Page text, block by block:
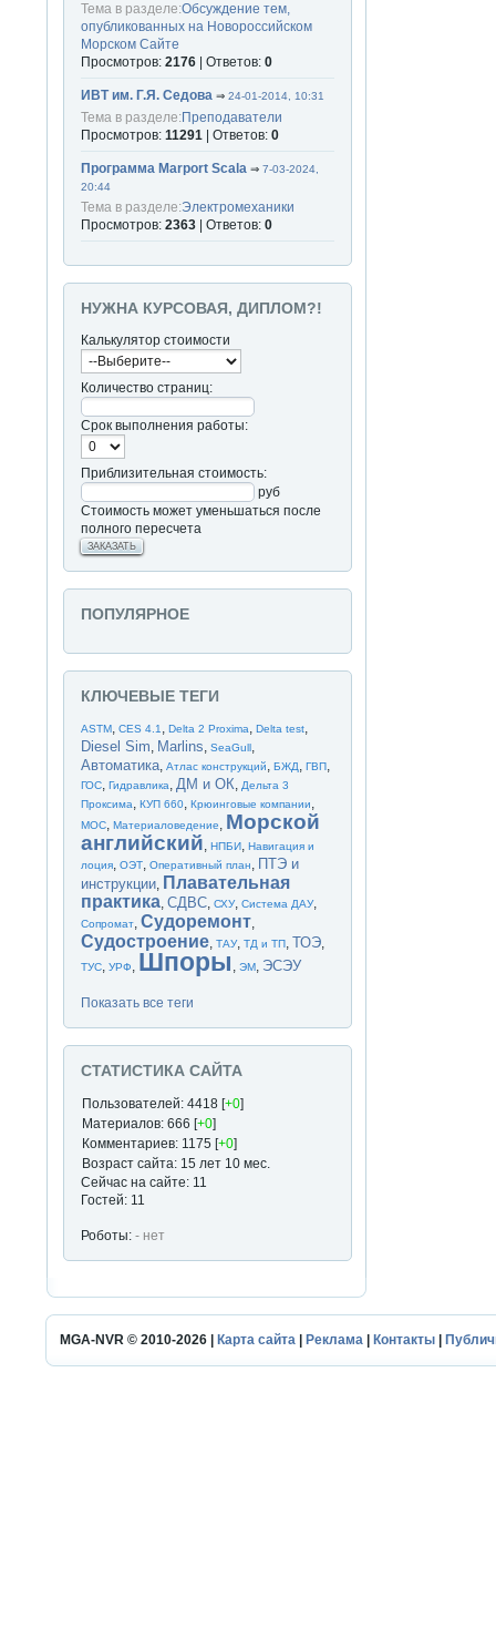
Тема в разделе:Обсуждение тем,
опубликованных на Новороссийском
Морском Сайте
Просмотров:2176 | Ответов:0
ИВТ им. Г.Я. Седова ⇒24-01-2014, 10:31
Тема в разделе:Преподаватели
Просмотров:11291 | Ответов:0
Программа Marport Scala ⇒7-03-2024,
20:44
Тема в разделе:Электромеханики
Просмотров:2363 | Ответов:0
НУЖНА КУРСОВАЯ, ДИПЛОМ?!
Калькулятор стоимости
Количество страниц:
Срок выполнения работы:
Приблизительная стоимость:
руб
Стоимость может уменьшаться после
полного пересчета
ЗАКАЗАТЬ
ПОПУЛЯРНОЕ
КЛЮЧЕВЫЕ ТЕГИ
ASTM,CES 4.1 ,Delta 2 Proxima,Delta test,
Diesel Sim, Marlins,SeaGull,
Автоматика,Атлас конструкций,БЖД,ГВП,
ГОС,Гидравлика,ДМ и ОК,Дельта 3
Проксима,КУП 660,Крюинговые компании,
МОС,Материаловедение, Морской
английский,НПБИ,Навигация и
лоция,ОЭТ,Оперативный план, ПТЭ и
инструкции, Плавательная
практика,СДВС,СХУ,Система ДАУ,
Сопромат,Судоремонт,
Судостроение,ТАУ,ТД и ТП, ТОЭ,
ТУС,УРФ, Шпоры ,ЭМ, ЭСЭУ
Показать все теги
СТАТИСТИКА САЙТА
Пользователей: 4418 [+0]
Материалов: 666 [+0]
Комментариев: 1175 [+0]
Возраст сайта: 15 лет 10 мес.
Сейчас на сайте: 11
Гостей: 11
Роботы:- нет
MGA-NVR © 2010-2026 | Карта сайта Реклама Контакты